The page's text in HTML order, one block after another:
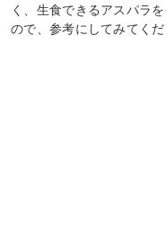
く、生食できるアスパラ
ので、参考にしてみてくだ